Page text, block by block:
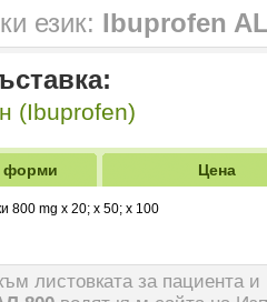
език: Ibuprofen
(Ibuprofen)
форми Цена
800 mg x 20; x 50; x 100
листовката за пациента и